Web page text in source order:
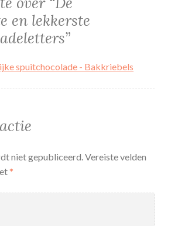
en lekkerste
”
spuitchocolade - Bakkriebels
niet gepubliceerd.Vereiste velden
*